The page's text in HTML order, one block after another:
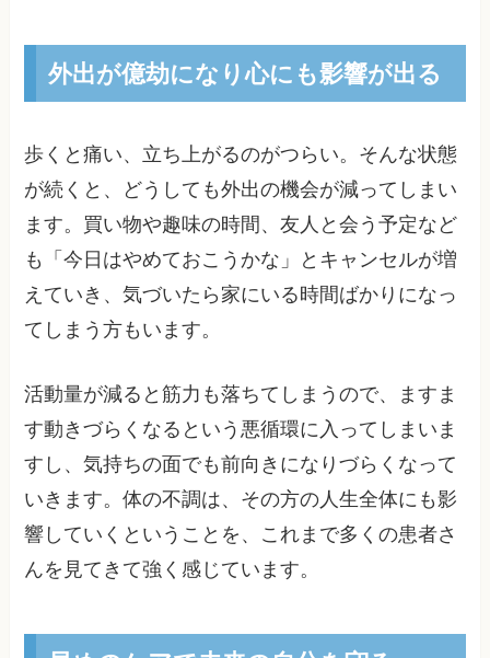
外出が億劫になり心にも影響が出る
歩くと痛い、立ち上がるのがつらい。そんな状態
が続くと、どうしても外出の機会が減ってしまい
ます。買い物や趣味の時間、友人と会う予定など
も「今日はやめておこうかな」とキャンセルが増
えていき、気づいたら家にいる時間ばかりになっ
てしまう方もいます。
活動量が減ると筋力も落ちてしまうので、ますま
す動きづらくなるという悪循環に入ってしまいま
すし、気持ちの面でも前向きになりづらくなって
いきます。体の不調は、その方の人生全体にも影
響していくということを、これまで多くの患者さ
んを見てきて強く感じています。